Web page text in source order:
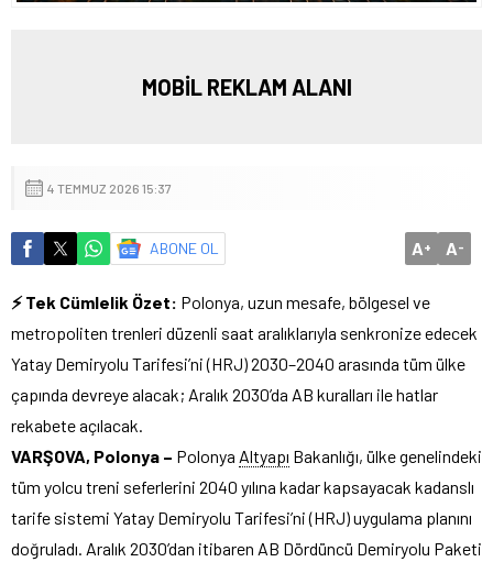
MOBİL REKLAM ALANI
4 TEMMUZ 2026 15:37
ABONE OL A+ A-
⚡ Tek Cümlelik Özet: Polonya, uzun mesafe, bölgesel ve
metropoliten trenleri düzenli saat aralıklarıyla senkronize edecek
Yatay Demiryolu Tarifesi’ni (HRJ) 2030–2040 arasında tüm ülke
çapında devreye alacak; Aralık 2030’da AB kuralları ile hatlar
rekabete açılacak.
VARŞOVA, Polonya – Polonya Altyapı Bakanlığı, ülke genelindeki
tüm yolcu treni seferlerini 2040 yılına kadar kapsayacak kadanslı
tarife sistemi Yatay Demiryolu Tarifesi’ni (HRJ) uygulama planını
doğruladı. Aralık 2030’dan itibaren AB Dördüncü Demiryolu Paketi